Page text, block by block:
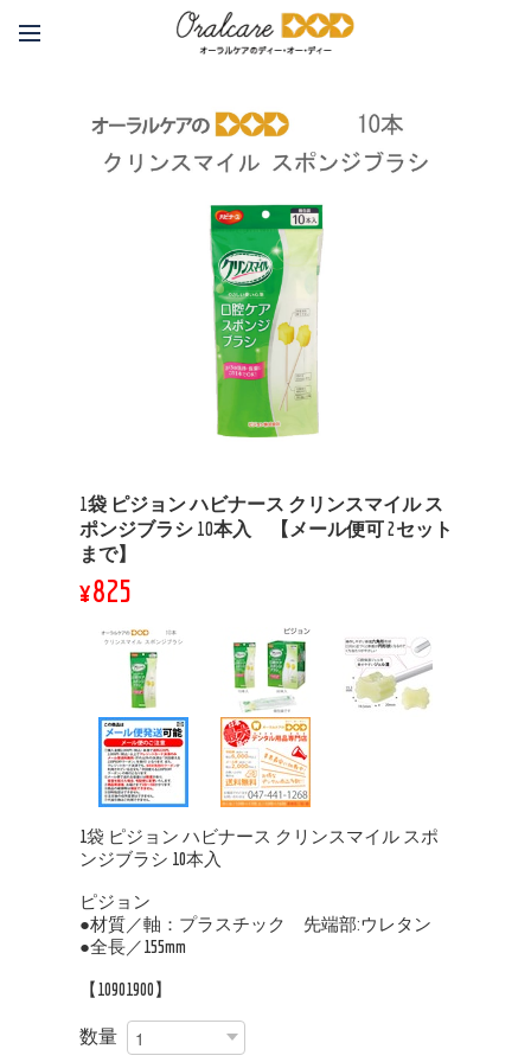
1袋 ピジョン ハビナース クリンスマイル ス
ポンジブラシ 10本入 【メール便可 2セット
まで】
¥825
1袋 ピジョン ハビナース クリンスマイル スポ
ンジブラシ 10本入
ピジョン
●材質／軸：プラスチック 先端部:ウレタン
●全長／155mm
【10901900】
数量